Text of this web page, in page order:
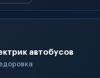
автобусов